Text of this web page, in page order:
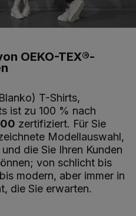
OEKO-TEX®-
T-Shirts,
ist zu 100 % nach
zertifiziert. Für Sie
Modellauswahl,
die Sie Ihren Kunden
von schlicht bis
modern, aber immer in
die Sie erwarten.